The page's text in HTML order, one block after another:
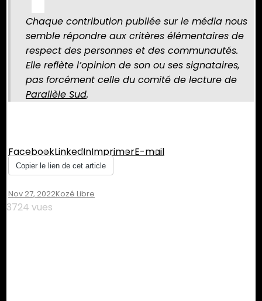
Chaque contribution publiée sur le média nous
semble répondre aux critères élémentaires de
respect des personnes et des communautés.
Elle reflète l’opinion de son ou ses signataires,
pas forcément celle du comité de lecture de
Parallèle Sud.
FacebookLinkedInImprimerE-mail
Copier le lien de cet article
Nov 27, 2022Kozé Libre
3724 vues